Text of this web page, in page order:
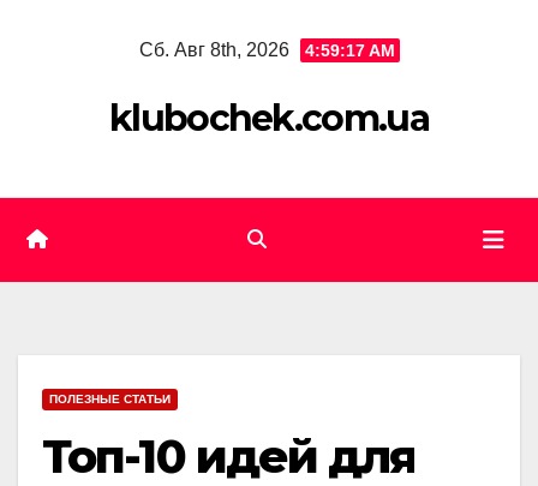
Сб. Авг 8th, 2026 4:59:18 AM
klubochek.com.ua
ПОЛЕЗНЫЕ СТАТЬИ
Топ-10 идей для